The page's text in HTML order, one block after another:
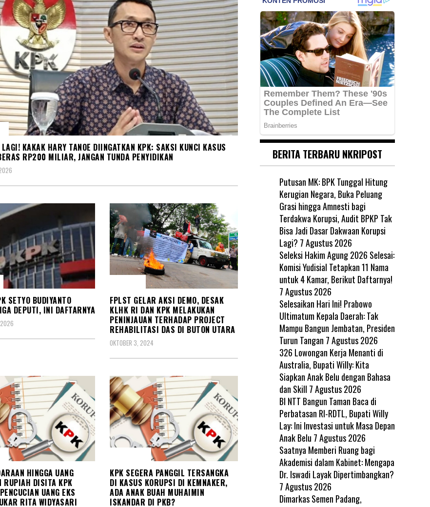
KAKAK HARY TANOE DIINGATKAN KPK: SAKSI KUNCI KASUS
RP200 MILIAR, JANGAN TUNDA PENYIDIKAN
SETYO BUDIYANTO
DEPUTI, INI DAFTARNYA
2026
FPLST GELAR AKSI DEMO, DESAK
KLHK RI DAN KPK MELAKUKAN
PENINJAUAN TERHADAP PROJECT
REHABILITASI DAS DI BUTON UTARA
OKTOBER 3, 2024
HINGGA UANG
RUPIAH DISITA KPK
UANG EKS
RITA WIDYASARI
KPK SEGERA PANGGIL TERSANGKA
DI KASUS KORUPSI DI KEMNAKER,
ADA ANAK BUAH MUHAIMIN
ISKANDAR DI PKB?
BERITA TERBARU NKRIPOST
Putusan MK: BPK Tunggal Hitung
Kerugian Negara, Buka Peluang
Grasi hingga Amnesti bagi
Terdakwa Korupsi, Audit BPKP Tak
Bisa Jadi Dasar Dakwaan Korupsi
Lagi? 7 Agustus 2026
Seleksi Hakim Agung 2026 Selesai:
Komisi Yudisial Tetapkan 11 Nama
untuk 4 Kamar, Berikut Daftarnya!
7 Agustus 2026
Selesaikan Hari Ini! Prabowo
Ultimatum Kepala Daerah: Tak
Mampu Bangun Jembatan, Presiden
Turun Tangan 7 Agustus 2026
326 Lowongan Kerja Menanti di
Australia, Bupati Willy: Kita
Siapkan Anak Belu dengan Bahasa
dan Skill 7 Agustus 2026
BI NTT Bangun Taman Baca di
Perbatasan RI-RDTL, Bupati Willy
Lay: Ini Investasi untuk Masa Depan
Anak Belu 7 Agustus 2026
Saatnya Memberi Ruang bagi
Akademisi dalam Kabinet: Mengapa
Dr. Iswadi Layak Dipertimbangkan?
7 Agustus 2026
Dimarkas Semen Padang,